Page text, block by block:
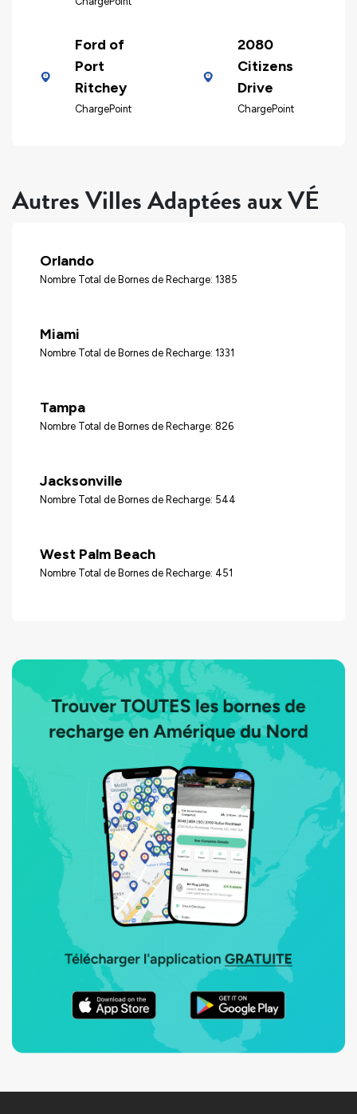
Ford of
Port
Ritchey
ChargePoint
2080
Citizens
Drive
ChargePoint
Autres Villes Adaptées aux VÉ
Orlando
Nombre Total de Bornes de Recharge: 1385
Miami
Nombre Total de Bornes de Recharge: 1331
Tampa
Nombre Total de Bornes de Recharge: 826
Jacksonville
Nombre Total de Bornes de Recharge: 544
West Palm Beach
Nombre Total de Bornes de Recharge: 451